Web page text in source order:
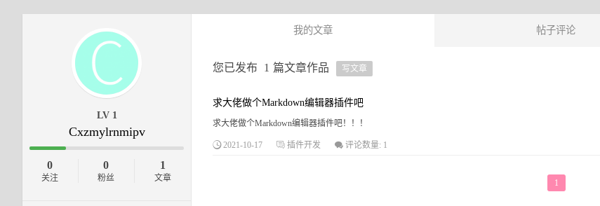
LV 1
Cxzmylrnmipv
0
关注
0
粉丝
1
文章
我的文章 帖子评论
您已发布 1 篇文章作品 写文章
求大佬做个Markdown编辑器插件吧
求大佬做个Markdown编辑器插件吧！！！
2021-10-17 插件开发 评论数量: 1
1